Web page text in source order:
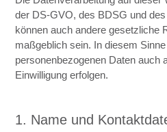
der DS-GVO, des BDSG und
können auch andere gesetzliche
maßgeblich sein. In diesem
personenbezogenen Daten auch
Einwilligung erfolgen.
1. Name und